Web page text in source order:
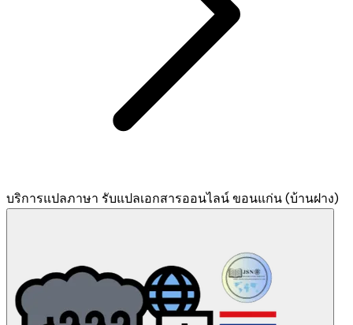
บริการแปลภาษา รับแปลเอกสารออนไลน์ ขอนแก่น (บ้านฝาง)